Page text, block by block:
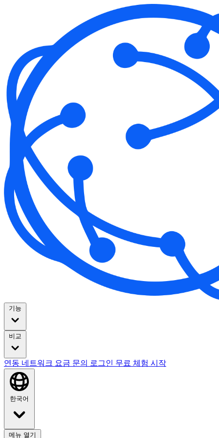
기능
비교
연동 네트워크 요금 문의 로그인 무료 체험 시작
한국어
메뉴 열기